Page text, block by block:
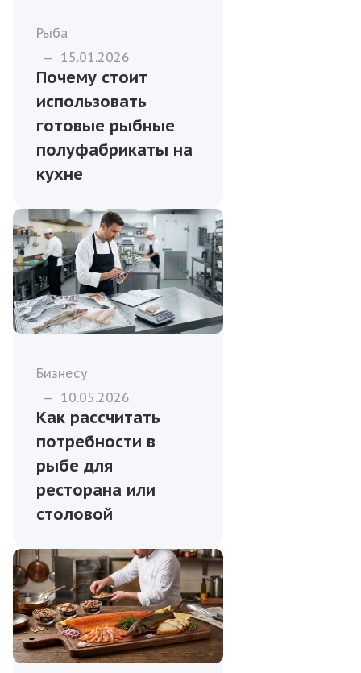
Рыба
— 15.01.2026
Почему стоит
использовать
готовые рыбные
полуфабрикаты на
кухне
Бизнесу
— 10.05.2026
Как рассчитать
потребности в
рыбе для
ресторана или
столовой